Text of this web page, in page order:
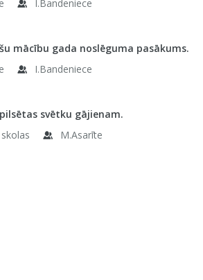
I.Bandeniece
mācību gada noslēguma pasākums.
I.Bandeniece
svētku gājienam.
M.Asarīte